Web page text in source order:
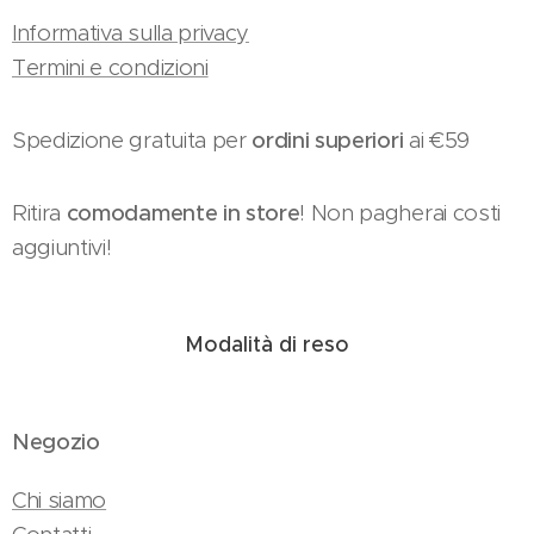
Informativa sulla privacy
Termini e condizioni
Spedizione gratuita perordini superiori ai €59
Ritira comodamente in store! Non pagherai costi
aggiuntivi!
Modalità di reso
Negozio
Chi siamo